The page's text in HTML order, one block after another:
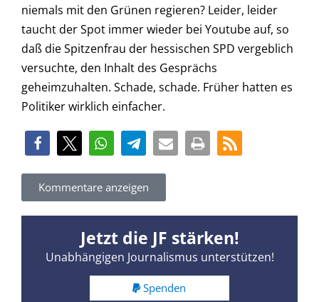
niemals mit den Grünen regieren? Leider, leider
taucht der Spot immer wieder bei Youtube auf, so
daß die Spitzenfrau der hessischen SPD vergeblich
versuchte, den Inhalt des Gesprächs
geheimzuhalten. Schade, schade. Früher hatten es
Politiker wirklich einfacher.
Kommentare anzeigen
Jetzt die JF stärken!
Unabhängigen Journalismus unterstützen!
Spenden